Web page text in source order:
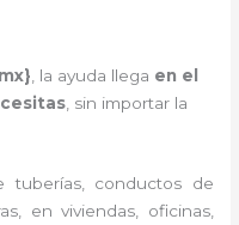
} , la ayuda llega en el
, sin importar la
tuberías, conductos de
en viviendas, oficinas,